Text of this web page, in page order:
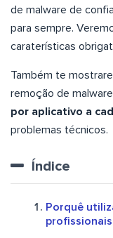
de malware de
para sempre.
caraterísticas
Também te
remoção de
por aplicativo a
problemas técnicos.
Índice
Porquê